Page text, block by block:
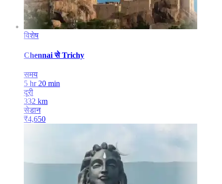
विशेष
Chennai से Trichy
समय
5 hr 20 min
दूरी
332 km
सेडान
₹4,650